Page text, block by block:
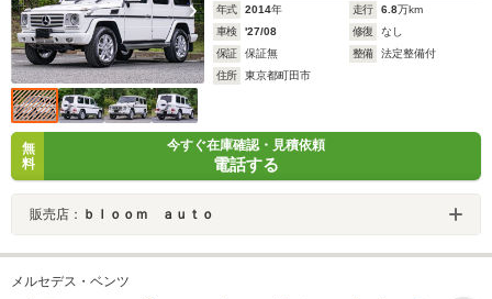
年式 2014年 走行 6.8万km
車検
'27/08 修復
なし
保証
保証無 整備
法定整備付
住所
東京都町田市
無
料
今すぐ在庫確認・見積依頼
電話する
販売店： ｂｌｏｏｍ ａｕｔｏ
メルセデス・ベンツ